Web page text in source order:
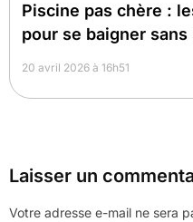
Piscine pas chère :
pour se baigner
20 avril 2026 à 16h51
Laisser un
Votre adresse e-mail ne sera